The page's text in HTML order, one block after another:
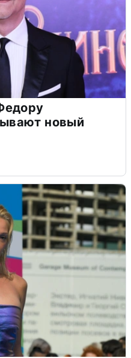
новый